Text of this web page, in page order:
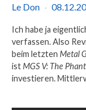
Le Don
Ich habe ja
verfassen. Also
beim letzten Metal
istMGS V: The
investieren.